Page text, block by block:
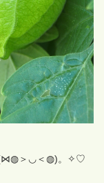
(⋈◍＞◡＜◍)。✧♡